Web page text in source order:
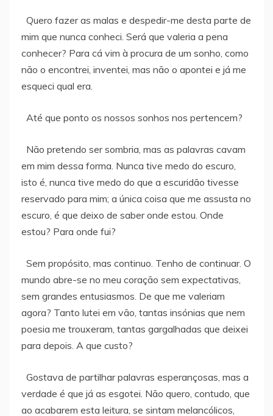
Quero fazer as malas e despedir-me desta parte de
mim que nunca conheci. Será que valeria a pena
conhecer? Para cá vim à procura de um sonho, como
não o encontrei, inventei, mas não o apontei e já me
esqueci qual era.
Até que ponto os nossos sonhos nos pertencem?
Não pretendo ser sombria, mas as palavras cavam
em mim dessa forma. Nunca tive medo do escuro,
isto é, nunca tive medo do que a escuridão tivesse
reservado para mim; a única coisa que me assusta no
escuro, é que deixo de saber onde estou. Onde
estou? Para onde fui?
Sem propósito, mas continuo. Tenho de continuar. O
mundo abre-se no meu coração sem expectativas,
sem grandes entusiasmos. De que me valeriam
agora? Tanto lutei em vão, tantas insónias que nem
poesia me trouxeram, tantas gargalhadas que deixei
para depois. A que custo?
Gostava de partilhar palavras esperançosas, mas a
verdade é que já as esgotei. Não quero, contudo, que
ao acabarem esta leitura, se sintam melancólicos,